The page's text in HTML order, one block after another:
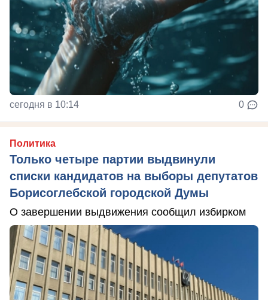
сегодня в 10:14 0
Политика
Только четыре партии выдвинули
списки кандидатов на выборы депутатов
Борисоглебской городской Думы
О завершении выдвижения сообщил избирком